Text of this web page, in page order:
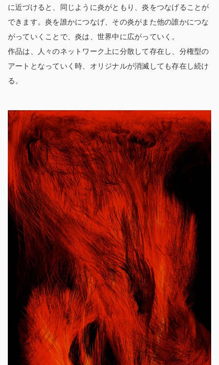
に近づけると、同じように炎がともり、炎をつなげることが
できます。炎を誰かにつなげ、その炎がまた他の誰かにつな
がっていくことで、炎は、世界中に広がっていく。
作品は、人々のネットワーク上に分散して存在し、分権型の
アートとなっていく時、オリジナルが消滅しても存在し続け
る。